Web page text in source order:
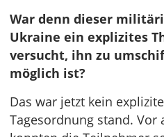
War denn dieser
Ukraine ein explizites
versucht, ihn zu
möglich ist?
Das war jetzt kein
Tagesordnung stand. Vor